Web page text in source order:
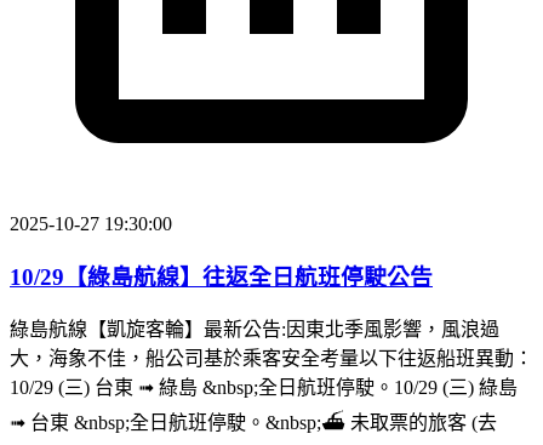
2025-10-27 19:30:00
10/29【綠島航線】往返全日航班停駛公告
綠島航線【凱旋客輪】最新公告:因東北季風影響，風浪過
大，海象不佳，船公司基於乘客安全考量以下往返船班異動：
10/29 (三) 台東 ➟ 綠島 &nbsp;全日航班停駛。10/29 (三) 綠島
➟ 台東 &nbsp;全日航班停駛。&nbsp;⛴︎ 未取票的旅客 (去